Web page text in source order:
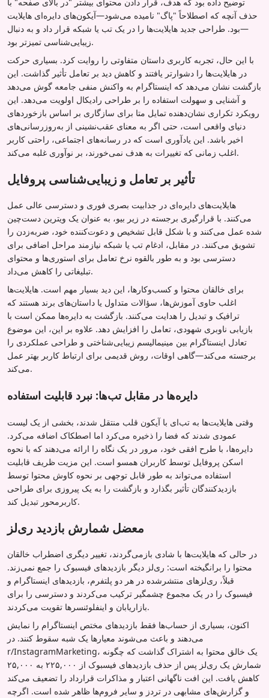
حذف آنچه که اصطلاحاً "پاگ" نامیده می‌شود—آیکون‌های دایره‌ای هایلایت
—بود. طراحی جدید هایلایت‌ها را در یک تب یا شبکه قرار داد و به دنبال
زیبایی‌شناسی تمیزتر بود.
با این حال، تجربه کاربری داستان متفاوتی را روایت کرد. بسیاری حرکت
در هایلایت‌ها را دشوارتر یافتند و کاهش دید بر تعامل تأثیر گذاشت. این
بازگشت نشان می‌دهد که اینستاگرام به واکنش منفی جامعه گوش می‌دهد
و آشنایی و سهولت استفاده را بر طراحی رادیکال اولویت می‌دهد. این
رویکرد تکراری نشان‌دهنده تمایل متا برای سازگاری بر اساس بازخوردهای
دنیای واقعی است، حتی اگر به معنای عقب‌نشینی از به‌روزرسانی‌های
اخیر باشد. این یادآوری است که در رسانه‌های اجتماعی، راحتی کاربر
اغلب زمانی که تغییرات به هدف نمی‌خورند، بر نوآوری غلبه می‌کند.
تأثیر بر تعامل و زیبایی‌شناسی پروفایل
هایلایت‌های دایره‌ای در جذابیت بصری فوری و دسترسی عالی عمل
می‌کنند. با قرارگیری برجسته در زیر بیو، به عنوان یک ویترین دست‌چین
شده عمل می‌کنند و با شکل قابل تشخیص و دعوت‌کننده خود، ضربه‌زدن را
تشویق می‌کنند. در مقابل، ادغام تب یا شبکه نیازمند مراحل اضافی برای
دسترسی بود و به طور بالقوه نرخ تعامل برای استوری‌ها و محتوای
تبلیغاتی را کاهش می‌داد.
برای خالقان محتوا و کسب‌وکارها، این دید بسیار مهم است. هایلایت‌ها
اغلب حاوی آموزش‌ها، سؤالات متداول یا داستان‌های برند هستند که
ترافیک و تبدیل را هدایت می‌کنند. بازگشت به دایره‌ها ممکن است با
بازیابی ناوبری شهودی، تعامل را افزایش دهد. علاوه بر این، این موضوع
تعادل اینستاگرام بین مینیمالیسم زیبایی‌شناختی و طراحی عملکردی را
برجسته می‌کند—گاهی اوقات، روش قدیمی برای ارتباط کاربر بهتر عمل
می‌کند.
دایره‌ها در مقابل تب‌ها: نبرد قابلیت استفاده
وقتی هایلایت‌ها به تب‌ای با آیکون قلب منتقل شدند، بخشی از یک لیست
عمودی شدند که فضا را ذخیره می‌کرد اما اصطکاک اضافه می‌کرد.
دایره‌ها، با طرح افقی خود، مرور در یک نگاه را ارائه می‌دهند که با نحوه
اسکن پروفایل توسط کاربران همسو است. این مزیت ظریف قابلیت
استفاده می‌تواند به طور قابل توجهی بر نحوه کاوش محتوا توسط
بازدیدکنندگان تأثیر بگذارد و بازگشت را به یک پیروزی برای طراحی
کاربرمحور تبدیل کند.
معضل شمارش بازدید ری‌لز
در حالی که هایلایت‌ها با شادی بازمی‌گردند، تغییر دیگری اضطراب خالقان
محتوا را برانگیخته است: ری‌لز دیگر بازدیدهای فیسبوک را جمع نمی‌زند.
قبلاً، ری‌لزهای منتشرشده در هر دو پلتفرم، بازدیدهای اینستاگرام و
فیسبوک را در یک مجموع چشمگیر ترکیب می‌کردند و دسترسی را برای
بازاریابان و اینفلوئنسرها تقویت می‌کردند.
اکنون، بسیاری از حساب‌ها فقط بازدیدهای مختص اینستاگرام را نمایش
می‌دهند و باعث می‌شوند معیارها یک شبه سقوط کنند. در
r/InstagramMarketing، یک خالق محتوا به اشتراک گذاشت که چگونه
شمارش یک ری‌لز پس از حذف بازدیدهای فیسبوک از ۲۲۵,۰۰۰ به ۲۵,۰۰۰
کاهش یافت. این افت ناگهانی اعتبار و مذاکرات قرارداد را تضعیف می‌کند
و گزارش‌های مشابهی در تردز و سایر فروم‌ها ظاهر شده است. اگرچه